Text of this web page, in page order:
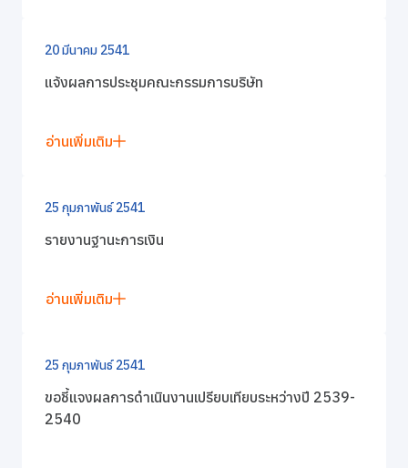
20 มีนาคม 2541
แจ้งผลการประชุมคณะกรรมการบริษัท
อ่านเพิ่มเติม
25 กุมภาพันธ์ 2541
รายงานฐานะการเงิน
อ่านเพิ่มเติม
25 กุมภาพันธ์ 2541
ขอชี้แจงผลการดำเนินงานเปรียบเทียบระหว่างปี 2539-
2540